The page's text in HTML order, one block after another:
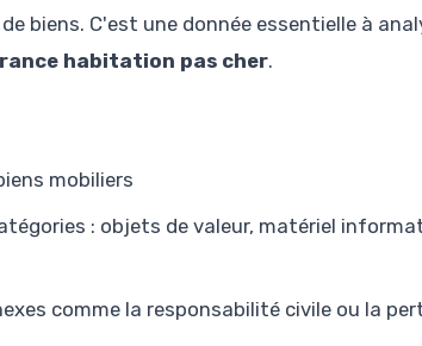
biens. C'est une donnée essentielle à
habitation pas cher.
mobiliers
: objets de valeur, matériel
comme la responsabilité civile ou la